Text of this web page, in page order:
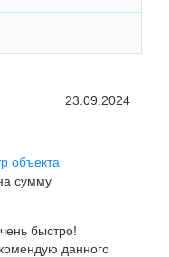
23.09.2024
объекта
сумму
быстро!
данного